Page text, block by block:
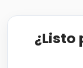
¿Listo